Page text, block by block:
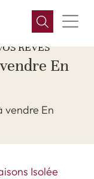
RÊVES
En
vendre En
Isolée